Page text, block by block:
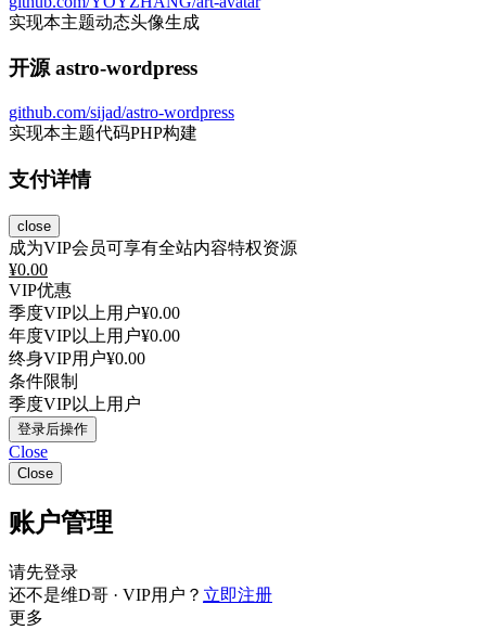
实现本主题动态头像生成
开源 astro-wordpress
github.com/sijad/astro-wordpress
实现本主题代码PHP构建
支付详情
close
成为VIP会员可享有全站内容特权资源
¥0.00
VIP优惠
季度VIP以上用户¥0.00
年度VIP以上用户¥0.00
终身VIP用户¥0.00
条件限制
季度VIP以上用户
登录后操作
Close
Close
账户管理
请先登录
还不是维D哥 · VIP用户？ 立即注册
更多